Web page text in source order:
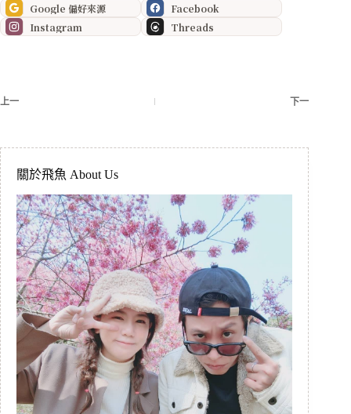
Google 偏好來源
Facebook
Instagram
Threads
上一 下一
關於飛魚 About Us